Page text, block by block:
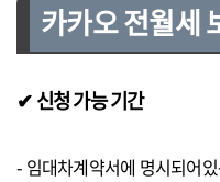
카카오 전월세
✔ 신청 가능 기간
- 임대차계약서에 명시되어